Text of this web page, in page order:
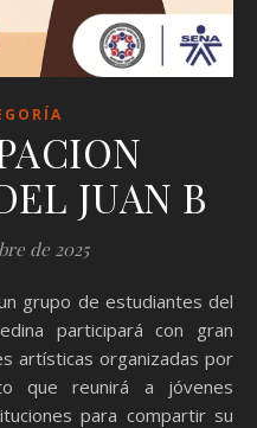
JUAN B
de 2025
participará con gran
artísticas organizadas por
que reunirá a jóvenes
para compartir su